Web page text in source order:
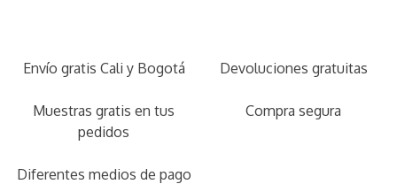
Envío gratis Cali y Bogotá Devoluciones gratuitas
Muestras gratis en tus
pedidos
Compra segura
Diferentes medios de pago